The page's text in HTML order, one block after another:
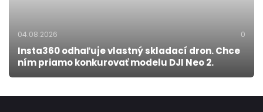
04.08.2026 0
Insta360 odhaľuje vlastný skladací dron. Chce
ním priamo konkurovať modelu DJI Neo 2.